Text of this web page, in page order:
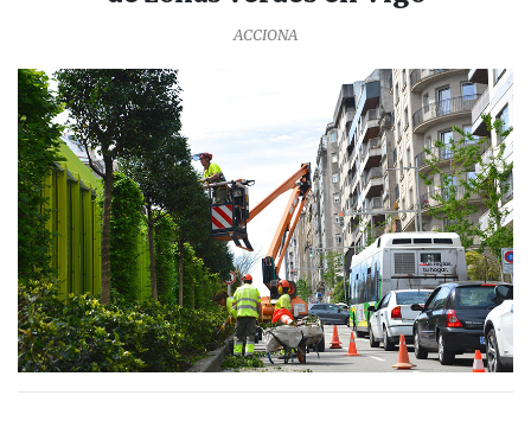
ACCIONA